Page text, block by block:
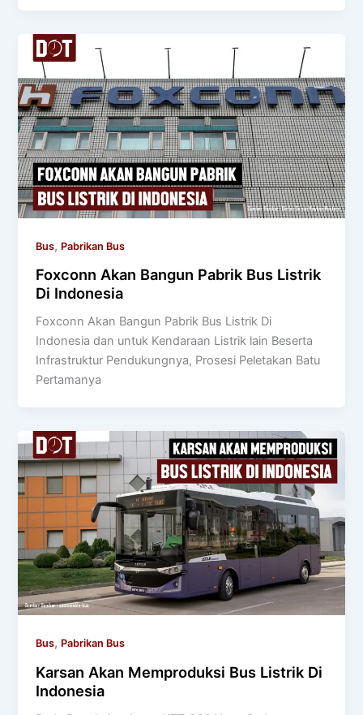
Bus, Pabrikan Bus
Foxconn Akan Bangun Pabrik Bus Listrik
Di Indonesia
Foxconn Akan Bangun Pabrik Bus Listrik Di
Indonesia dan untuk Kendaraan Listrik lain Beserta
Infrastruktur Pendukungnya, Prosesi Peletakan Batu
Pertamanya
Bus, Pabrikan Bus
Karsan Akan Memproduksi Bus Listrik Di
Indonesia